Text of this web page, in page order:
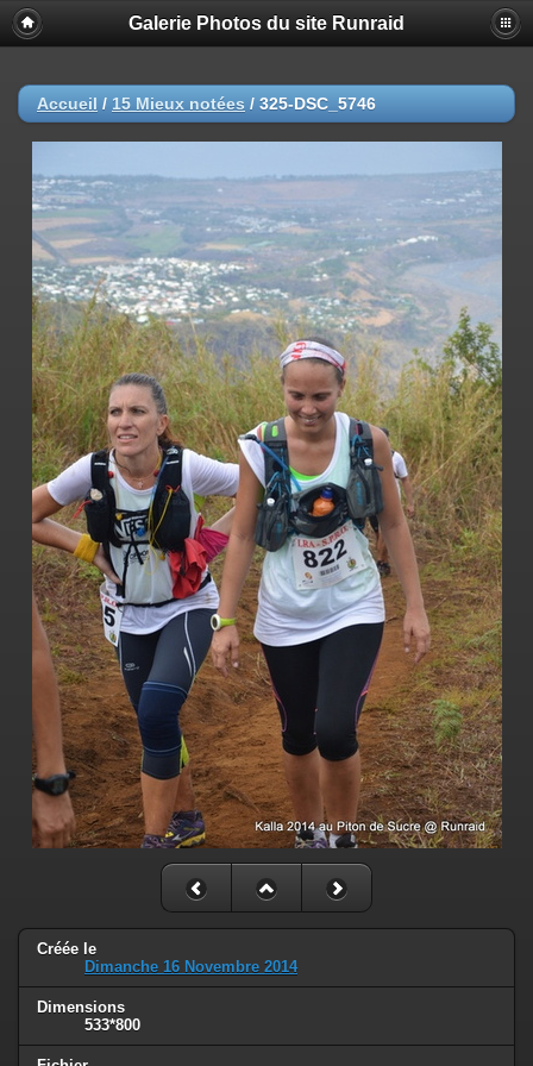
Galerie Photos du site Runraid
Accueil / 15 Mieux notées / 325-DSC_5746
Créée le
Dimanche 16 Novembre 2014
Dimensions
533*800